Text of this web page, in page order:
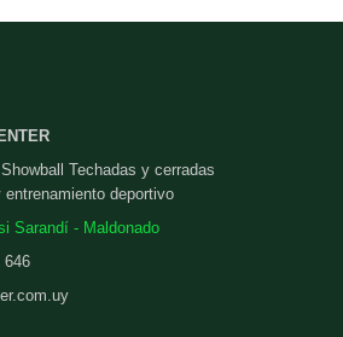
Techadas y cerradas
deportivo
Sarandí - Maldonado
646